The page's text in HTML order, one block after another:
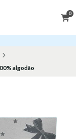
0
algodão